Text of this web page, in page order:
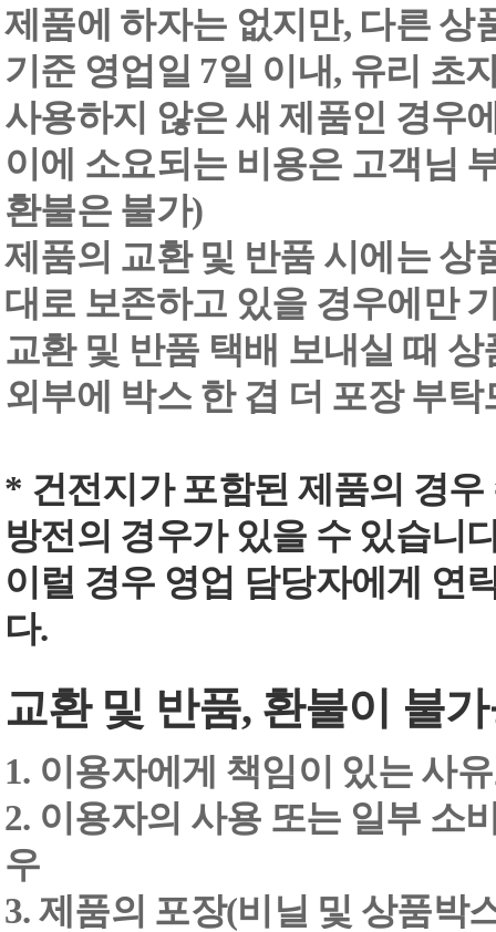
제품에 하자는 없지만, 다른 상
기준 영업일 7일 이내, 유리 초
사용하지 않은 새 제품인 경우
이에 소요되는 비용은 고객님
환불은 불가)
제품의 교환 및 반품 시에는 상
대로 보존하고 있을 경우에만
교환 및 반품 택배 보내실 때
외부에 박스 한 겹 더 포장 부탁
* 건전지가 포함된 제품의 경
방전의 경우가 있을 수 있습니
이럴 경우 영업 담당자에게 연
다.
교환 및 반품, 환불이 불
1. 이용자에게 책임이 있는 사
2. 이용자의 사용 또는 일부 소
우
3. 제품의 포장(비닐 및 상품박